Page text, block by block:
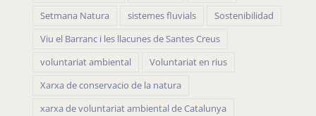
Setmana Natura
sistemes fluvials
Sostenibilidad
Viu el Barranc i les llacunes de Santes Creus
voluntariat ambiental
Voluntariat en rius
Xarxa de conservacio de la natura
xarxa de voluntariat ambiental de Catalunya